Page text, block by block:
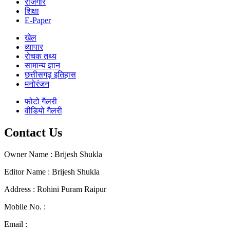
रोजगार
शिक्षा
E-Paper
खेल
व्यापार
रोचक तथ्य
सामान्य ज्ञान
छत्तीसगढ़ इतिहास
मनोरंजन
फोटो गैलरी
वीडियो गैलरी
Contact Us
Owner Name : Brijesh Shukla
Editor Name : Brijesh Shukla
Address : Rohini Puram Raipur
Mobile No. :
Email :